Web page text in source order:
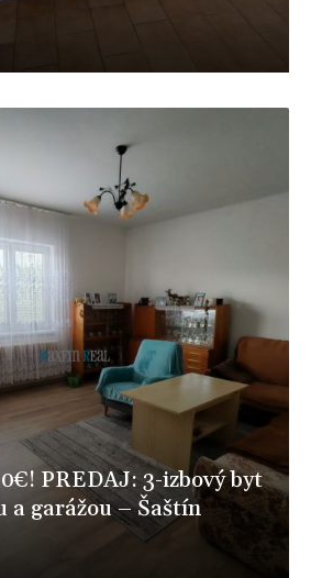
PREDAJ: 3-izbový byt
a garážou – Šaštín